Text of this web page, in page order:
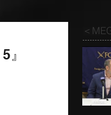
』
＜